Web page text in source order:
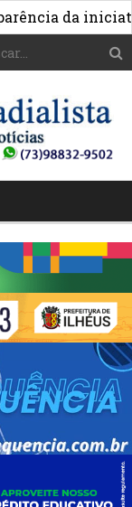
da iniciativa